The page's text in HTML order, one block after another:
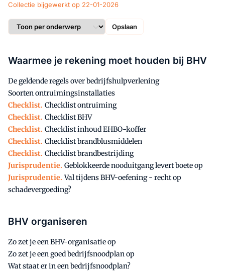
Collectie bijgewerkt op 22-01-2026
Opslaan
Waarmee je rekening moet houden bij BHV
De geldende regels over bedrijfshulpverlening
Soorten ontruimingsinstallaties
Checklist. Checklist ontruiming
Checklist. Checklist BHV
Checklist. Checklist inhoud EHBO-koffer
Checklist. Checklist brandblusmiddelen
Checklist. Checklist brandbestrijding
Jurisprudentie. Geblokkeerde nooduitgang levert boete op
Jurisprudentie. Val tijdens BHV-oefening - recht op
schadevergoeding?
BHV organiseren
Zo zet je een BHV-organisatie op
Zo zet je een goed bedrijfsnoodplan op
Wat staat er in een bedrijfsnoodplan?